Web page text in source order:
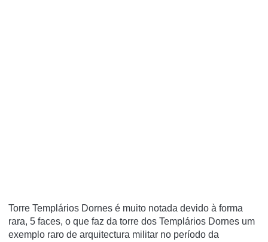
Torre Templários Dornes é muito notada devido à forma
rara, 5 faces, o que faz da torre dos Templários Dornes um
exemplo raro de arquitectura militar no período da